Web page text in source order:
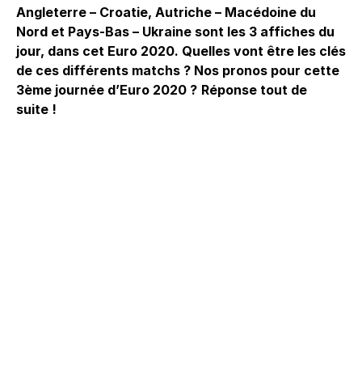
Angleterre – Croatie, Autriche – Macédoine du
Nord et Pays-Bas – Ukraine sont les 3 affiches du
jour, dans cet Euro 2020. Quelles vont être les clés
de ces différents matchs ? Nos pronos pour cette
3ème journée d’Euro 2020 ? Réponse tout de
suite !